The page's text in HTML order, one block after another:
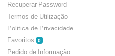
Recuperar Password
Termos de Utilização
Politica de Privacidade
Favoritos
0
Pedido de Informação